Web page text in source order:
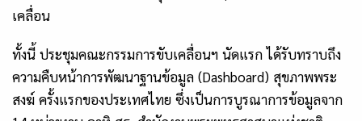
เคลื่อน
ทั้งนี้ ประชุมคณะกรรมการขับเคลื่อนฯ นัดแรก ได้รับทราบถึง
ความคืบหน้าการพัฒนาฐานข้อมูล (Dashboard) สุขภาพพระ
สงฆ์ ครั้งแรกของประเทศไทย ซึ่งเป็นการบูรณาการข้อมูลจาก